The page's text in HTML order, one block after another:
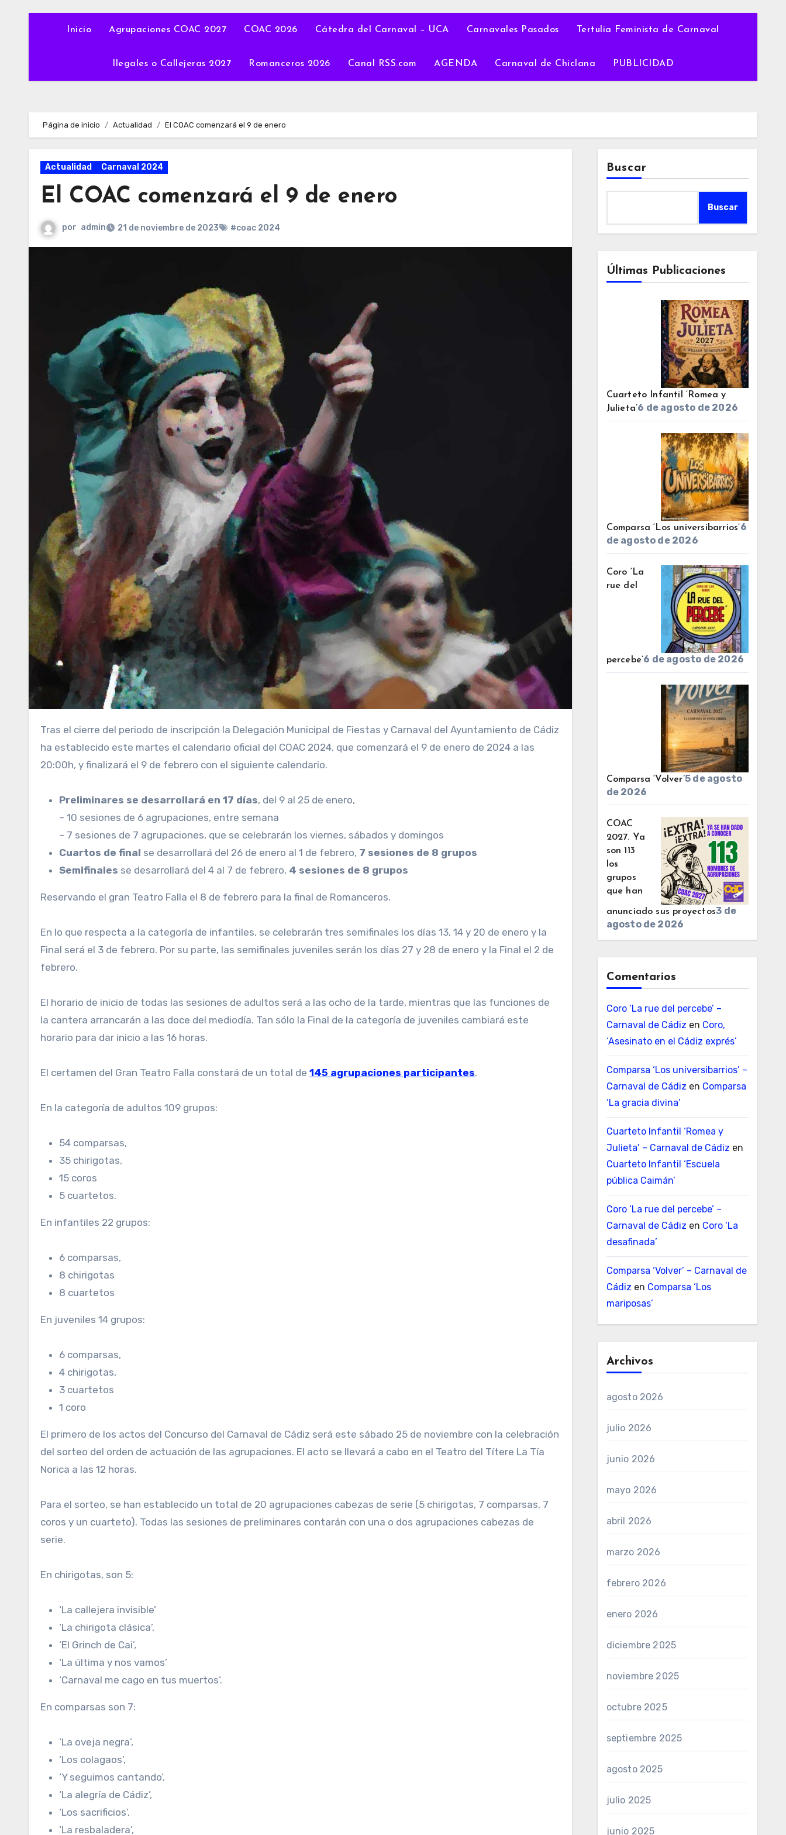
Inicio Agrupaciones COAC 2027 COAC 2026 Cátedra del Carnaval – UCA Carnavales Pasados Tertulia Feminista de Carnaval
Ilegales o Callejeras 2027 Romanceros 2026 Canal RSS.com AGENDA Carnaval de Chiclana PUBLICIDAD
Página de inicio Actualidad El COAC comenzará el 9 de enero
Actualidad Carnaval 2024
El COAC comenzará el 9 de enero
por admin 21 de noviembre de 2023 #coac 2024
Tras el cierre del periodo de inscripción la Delegación Municipal de Fiestas y Carnaval del Ayuntamiento de Cádiz
ha establecido este martes el calendario oficial del COAC 2024, que comenzará el 9 de enero de 2024 a las
20:00h, y finalizará el 9 de febrero con el siguiente calendario.
Preliminares se desarrollará en 17 días, del 9 al 25 de enero,
– 10 sesiones de 6 agrupaciones, entre semana
– 7 sesiones de 7 agrupaciones, que se celebrarán los viernes, sábados y domingos
Cuartos de final se desarrollará del 26 de enero al 1 de febrero, 7 sesiones de 8 grupos
Semifinales se desarrollará del 4 al 7 de febrero, 4 sesiones de 8 grupos
Reservando el gran Teatro Falla el 8 de febrero para la final de Romanceros.
En lo que respecta a la categoría de infantiles, se celebrarán tres semifinales los días 13, 14 y 20 de enero y la
Final será el 3 de febrero. Por su parte, las semifinales juveniles serán los días 27 y 28 de enero y la Final el 2 de
febrero.
El horario de inicio de todas las sesiones de adultos será a las ocho de la tarde, mientras que las funciones de
la cantera arrancarán a las doce del mediodía. Tan sólo la Final de la categoría de juveniles cambiará este
horario para dar inicio a las 16 horas.
El certamen del Gran Teatro Falla constará de un total de 145 agrupaciones participantes.
En la categoría de adultos 109 grupos:
54 comparsas,
35 chirigotas,
15 coros
5 cuartetos.
En infantiles 22 grupos:
6 comparsas,
8 chirigotas
8 cuartetos
En juveniles 14 grupos:
6 comparsas,
4 chirigotas,
3 cuartetos
1 coro
El primero de los actos del Concurso del Carnaval de Cádiz será este sábado 25 de noviembre con la celebración
del sorteo del orden de actuación de las agrupaciones. El acto se llevará a cabo en el Teatro del Títere La Tía
Norica a las 12 horas.
Para el sorteo, se han establecido un total de 20 agrupaciones cabezas de serie (5 chirigotas, 7 comparsas, 7
coros y un cuarteto). Todas las sesiones de preliminares contarán con una o dos agrupaciones cabezas de
serie.
En chirigotas, son 5:
‘La callejera invisible’
‘La chirigota clásica’,
‘El Grinch de Cai’,
‘La última y nos vamos’
‘Carnaval me cago en tus muertos’.
En comparsas son 7:
‘La oveja negra’,
‘Los colagaos’,
‘Y seguimos cantando’,
‘La alegría de Cádiz’,
‘Los sacrificios’,
‘La resbaladera’,
Buscar
Buscar
Últimas Publicaciones
Cuarteto Infantil ‘Romea y
Julieta’6 de agosto de 2026
Comparsa ‘Los universibarrios’6
de agosto de 2026
Coro ‘La
rue del
percebe’6 de agosto de 2026
Comparsa ‘Volver’5 de agosto
de 2026
COAC
2027. Ya
son 113
los
grupos
que han
anunciado sus proyectos3 de
agosto de 2026
Comentarios
Coro ‘La rue del percebe’ –
Carnaval de Cádiz en Coro,
‘Asesinato en el Cádiz exprés’
Comparsa ‘Los universibarrios’ –
Carnaval de Cádiz en Comparsa
‘La gracia divina’
Cuarteto Infantil ‘Romea y
Julieta’ – Carnaval de Cádiz en
Cuarteto Infantil ‘Escuela
pública Caimán’
Coro ‘La rue del percebe’ –
Carnaval de Cádiz en Coro ‘La
desafinada’
Comparsa ‘Volver’ – Carnaval de
Cádiz en Comparsa ‘Los
mariposas’
Archivos
agosto 2026
julio 2026
junio 2026
mayo 2026
abril 2026
marzo 2026
febrero 2026
enero 2026
diciembre 2025
noviembre 2025
octubre 2025
septiembre 2025
agosto 2025
julio 2025
junio 2025